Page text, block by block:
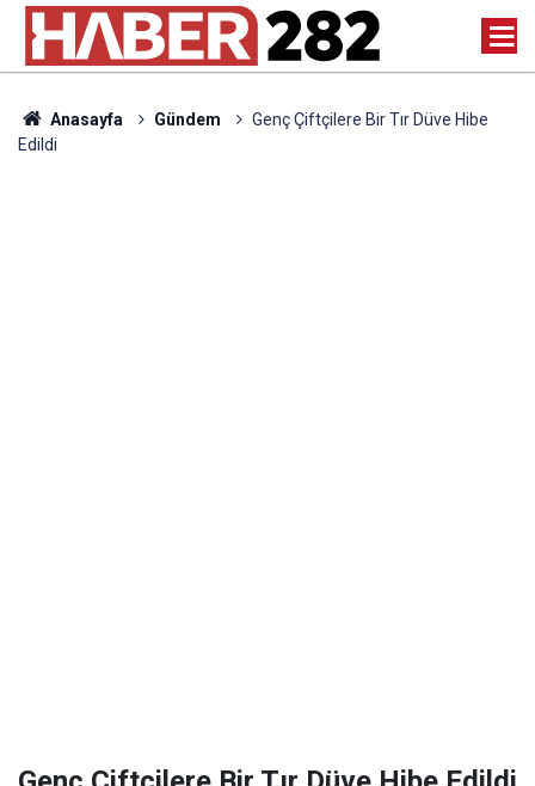
Anasayfa Gündem
Genç Çiftçilere Bir Tır Düve Hibe
Edildi